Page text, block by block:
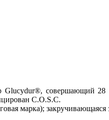
совершающий 28
C.O.S.C.
марка);